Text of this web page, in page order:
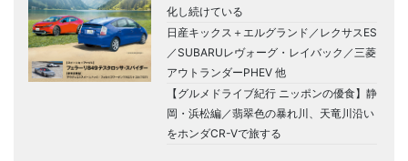
化し続けている
日産キックス＋エルグランド／レクサスES
／SUBARUレヴォーグ・レイバック／三菱
アウトランダーPHEV 他
【グルメドライブ紀行 ニッポンの優食】静
岡・浜松編／翡翠色の暴れ川、天竜川沿い
をホンダCR-Vで旅する